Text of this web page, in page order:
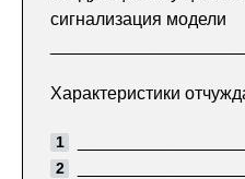
сигнализация модели
Характеристики